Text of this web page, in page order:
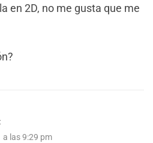
en 2D, no me gusta que me
a las 9:29 pm